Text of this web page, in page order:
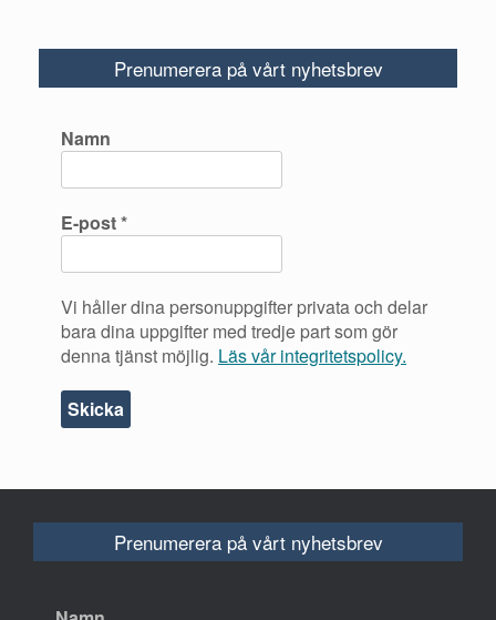
Prenumerera på vårt nyhetsbrev
Namn
E-post*
Vi håller dina personuppgifter privata och delar
bara dina uppgifter med tredje part som gör
denna tjänst möjlig. Läs vår integritetspolicy.
Prenumerera på vårt nyhetsbrev